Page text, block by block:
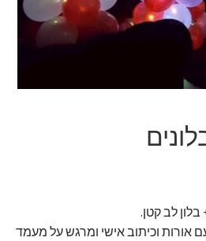
לב קטן.
עם אורות וכיתוב אישי ומרגש על מעמד